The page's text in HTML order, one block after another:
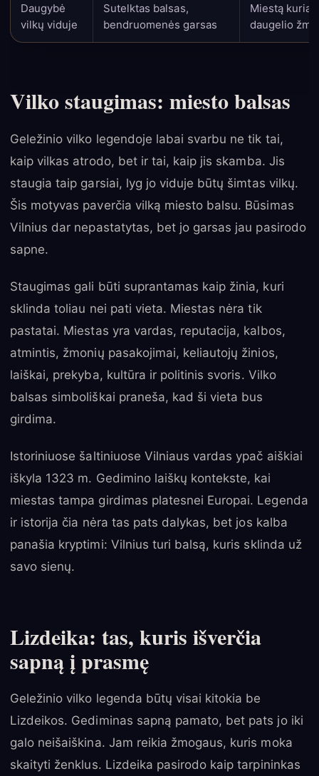
Daugybė
vilkų viduje
Sutelktas balsas,
bendruomenės garsas
Miestą kuria
daugelio
Vilko staugimas: miesto balsas
Geležinio vilko legendoje labai svarbu ne tik tai,
kaip vilkas atrodo, bet ir tai, kaip jis skamba. Jis
staugia taip garsiai, lyg jo viduje būtų šimtas vilkų.
Šis motyvas paverčia vilką miesto balsu. Būsimas
Vilnius dar nepastatytas, bet jo garsas jau pasirodo
sapne.
Staugimas gali būti suprantamas kaip žinia, kuri
sklinda toliau nei pati vieta. Miestas nėra tik
pastatai. Miestas yra vardas, reputacija, kalbos,
atmintis, žmonių pasakojimai, keliautojų žinios,
laiškai, prekyba, kultūra ir politinis svoris. Vilko
balsas simboliškai praneša, kad ši vieta bus
girdima.
Istoriniuose šaltiniuose Vilniaus vardas ypač aiškiai
iškyla 1323 m. Gedimino laiškų kontekste, kai
miestas tampa girdimas platesnei Europai. Legenda
ir istorija čia nėra tas pats dalykas, bet jos kalba
panašia kryptimi: Vilnius turi balsą, kuris sklinda už
savo sienų.
Lizdeika: tas, kuris išverčia
sapną į prasmę
Geležinio vilko legenda būtų visai kitokia be
Lizdeikos. Gediminas sapną pamato, bet pats jo iki
galo neišaiškina. Jam reikia žmogaus, kuris moka
skaityti ženklus. Lizdeika pasirodo kaip tarpininkas